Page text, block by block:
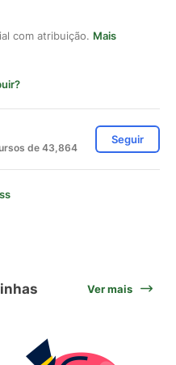
com atribuição. Mais
de 43,864
Seguir
Ver mais